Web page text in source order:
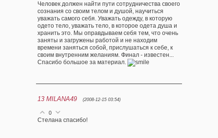
Человек должен найти пути сотрудничества своего
сознания со своим телом и душой, научиться
уважать самого себя. Уважать одежду, в которую
одето тело, уважать тело, в которое одета душа и
хранить это. Мы оправдываем себя тем, что очень
заняты и загружены работой и не находим
времени заняться собой, прислушаться к себе, к
своим внутренним желаниям. Финал - известен...
Спасибо большое за материал.
13 MILANA49 (2008-12-15 03:54)
0
Стелана спасибо!